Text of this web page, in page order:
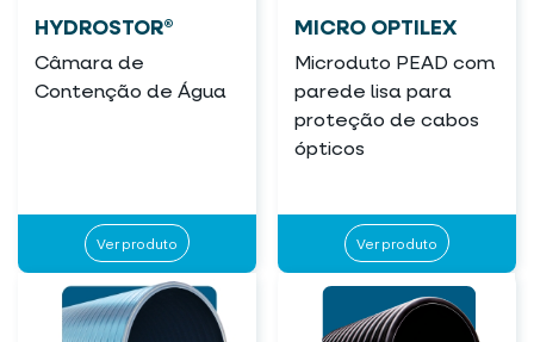
HYDROSTOR®
Câmara de
Contenção de Água
Ver produto
MICRO OPTILEX
Microduto PEAD com
parede lisa para
proteção de cabos
ópticos
Ver produto